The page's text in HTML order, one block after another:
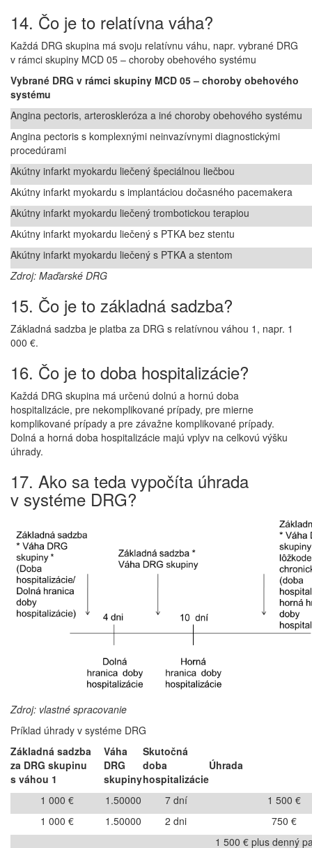
14. Čo je to relatívna váha?
Každá DRG skupina má svoju relatívnu váhu, napr. vybrané DRG
v rámci skupiny MCD 05 – choroby obehového systému
Vybrané DRG v rámci skupiny MCD 05 – choroby obehového
systému
Angina pectoris, arteroskleróza a iné choroby obehového systému
Angina pectoris s komplexnými neinvazívnymi diagnostickými
procedúrami
Akútny infarkt myokardu liečený špeciálnou liečbou
Akútny infarkt myokardu s implantáciou dočasného pacemakera
Akútny infarkt myokardu liečený trombotickou terapiou
Akútny infarkt myokardu liečený s PTKA bez stentu
Akútny infarkt myokardu liečený s PTKA a stentom
Zdroj: Maďarské DRG
15. Čo je to základná sadzba?
Základná sadzba je platba za DRG s relatívnou váhou 1, napr. 1
000 €.
16. Čo je to doba hospitalizácie?
Každá DRG skupina má určenú dolnú a hornú doba
hospitalizácie, pre nekomplikované prípady, pre mierne
komplikované prípady a pre závažne komplikované prípady.
Dolná a horná doba hospitalizácie majú vplyv na celkovú výšku
úhrady.
17. Ako sa teda vypočíta úhrada
v systéme DRG?
Zdroj: vlastné spracovanie
Príklad úhrady v systéme DRG
Základná sadzba
za DRG skupinu
s váhou 1
Váha
DRG
skupiny
Skutočná
doba
hospitalizácie
Úhrada
1 000 € 1.50000 7 dní
1 500 €
1 000 €
1.50000 2 dni
750 €
1 500 € plus denný